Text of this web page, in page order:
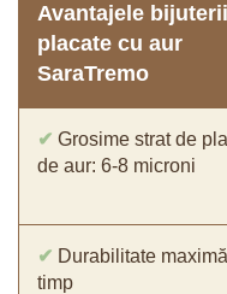
Avantajele
placate cu aur
SaraTremo
✔ Grosime strat de
de aur: 6-8 microni
✔ Durabilitate
timp